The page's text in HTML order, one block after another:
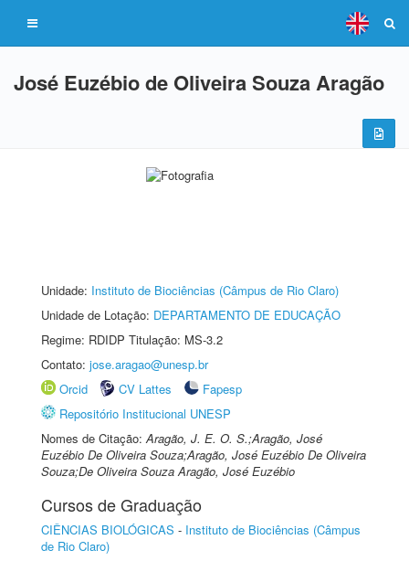
José Euzébio de Oliveira Souza Aragão
Unidade: Instituto de Biociências (Câmpus de Rio Claro)
Unidade de Lotação: DEPARTAMENTO DE EDUCAÇÃO
Regime: RDIDP Titulação: MS-3.2
Contato: jose.aragao@unesp.br
Orcid
CV Lattes
Fapesp
Repositório Institucional UNESP
Nomes de Citação:Aragão, J. E. O. S.;Aragão, José
Euzébio De Oliveira Souza;Aragão, José Euzébio De Oliveira
Souza;De Oliveira Souza Aragão, José Euzébio
Cursos de Graduação
CIÊNCIAS BIOLÓGICAS - Instituto de Biociências (Câmpus
de Rio Claro)